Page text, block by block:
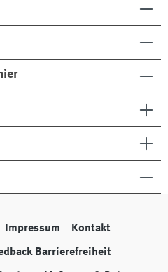
Impressum Kontakt
Barrierefreiheit